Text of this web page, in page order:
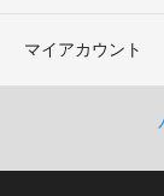
マイアカウント